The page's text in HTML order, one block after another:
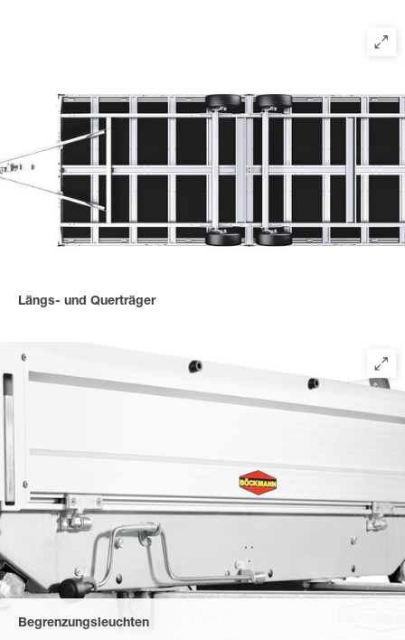
Längs- und Querträger
Außenrahmen verschraubt - für extrem hohe Belastbarkeit.
Begrenzungsleuchten